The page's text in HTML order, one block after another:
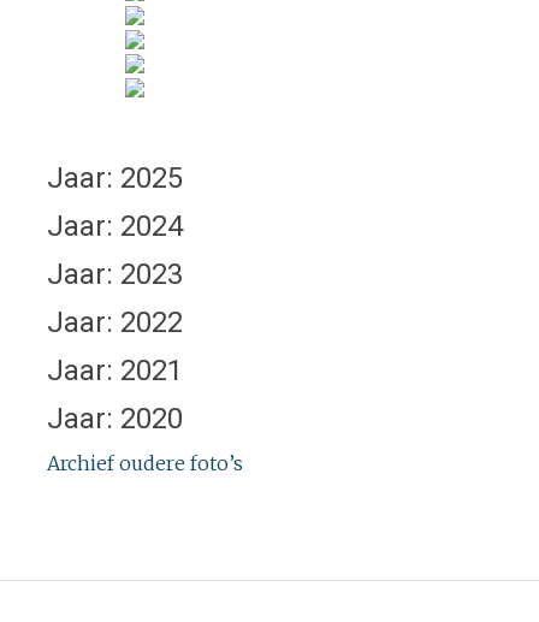
Jaar: 2025
Jaar: 2024
Jaar: 2023
Jaar: 2022
Jaar: 2021
Jaar: 2020
Archief oudere foto’s